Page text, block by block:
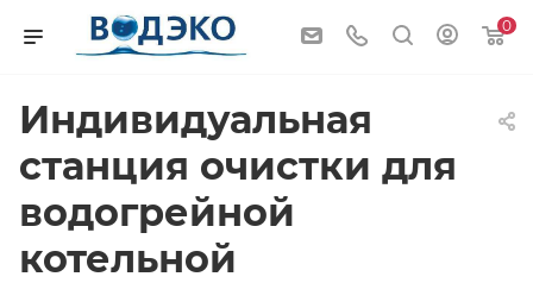
0
Индивидуальная
станция очистки для
водогрейной
котельной